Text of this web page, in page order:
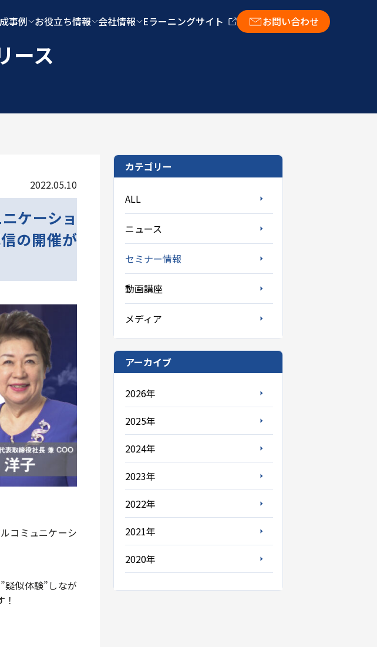
事例 お役立ち情報 会社情報 Eラーニングサイト お問い合わせ
ース
2022.05.10
ケーショ
の開催が
コミュニケーシ
疑似体験”しなが
カテゴリー
ALL
ニュース
セミナー情報
動画講座
メディア
アーカイブ
2026年
2025年
2024年
2023年
2022年
2021年
2020年